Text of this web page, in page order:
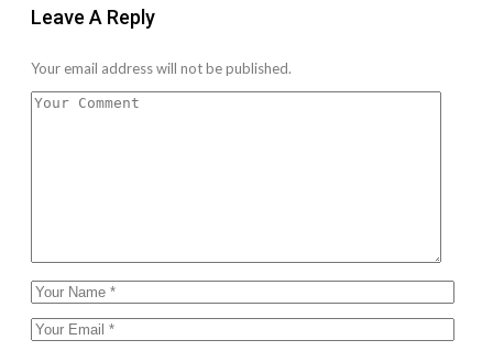
Leave A Reply
Your email address will not be published.